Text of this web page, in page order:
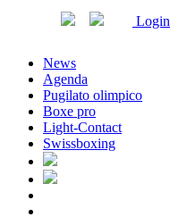
Login
News
Agenda
Pugilato olimpico
Boxe pro
Light-Contact
Swissboxing